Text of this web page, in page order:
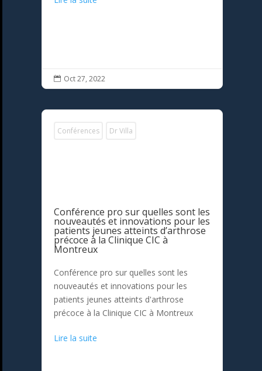
 Oct 27, 2022
Conférences Dr Villa
Conférence pro sur quelles sont les
nouveautés et innovations pour les
patients jeunes atteints d’arthrose
précoce à la Clinique CIC à
Montreux
Conférence pro sur quelles sont les
nouveautés et innovations pour les
patients jeunes atteints d'arthrose
précoce à la Clinique CIC à Montreux
Lire la suite